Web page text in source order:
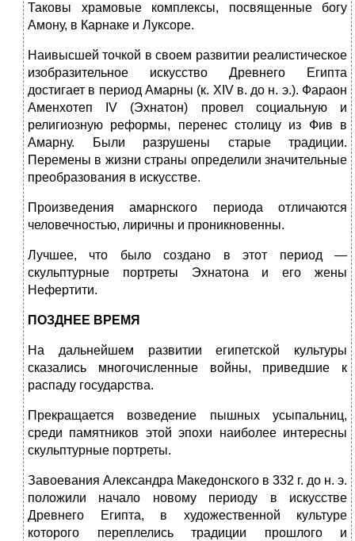
Таковы храмовые комплексы, посвященные богу
Амону, в Карнаке и Луксоре.
Наивысшей точкой в своем развитии реалистическое
изобразительное искусство Древнего Египта
достигает в период Амарны (к. XIV в. до н. э.). Фараон
Аменхотеп IV (Эхнатон) провел социальную и
религиозную реформы, перенес столицу из Фив в
Амарну. Были разрушены старые традиции.
Перемены в жизни страны определили значительные
преобразования в искусстве.
Произведения амарнского периода отличаются
человечностью, лиричны и проникновенны.
Лучшее, что было создано в этот период —
скульптурные портреты Эхнатона и его жены
Нефертити.
ПОЗДНЕЕ ВРЕМЯ
На дальнейшем развитии египетской культуры
сказались многочисленные войны, приведшие к
распаду государства.
Прекращается возведение пышных усыпальниц,
среди памятников этой эпохи наиболее интересны
скульптурные портреты.
Завоевания Александра Македонского в 332 г. до н. э.
положили начало новому периоду в искусстве
Древнего Египта, в художественной культуре
которого переплелись традиции прошлого и